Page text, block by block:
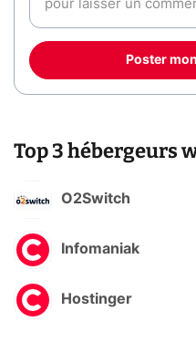
Poster
Top 3 hébergeurs
O2Switch
Infomaniak
Hostinger